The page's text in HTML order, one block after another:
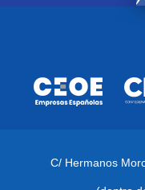
C/ Hermanos